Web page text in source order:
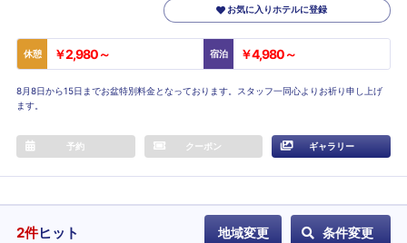
お気に入りホテルに登録
休憩 ￥2,980～ 宿泊 ￥4,980～
8月8日から15日までお盆特別料金となっております。スタッフ一同心よりお祈り申し上げ
ます。
予約 クーポン ギャラリー
2件ヒット 地域変更 条件変更